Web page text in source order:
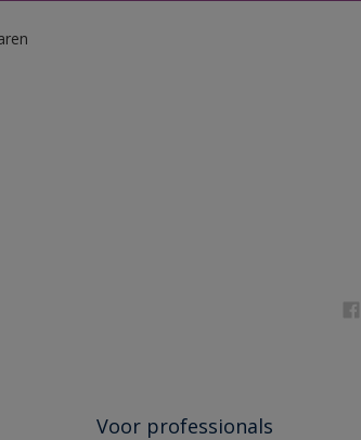
Voor professionals